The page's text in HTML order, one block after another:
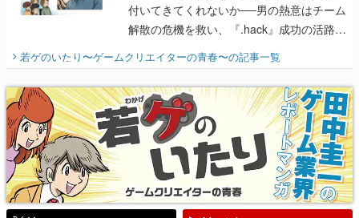
付いてきてくれないか──男の熱意はチーム
解散の危機を救い、『.hack』成功の活路を
『少年ジャンプ』色だった【若ゲのいた
り】
若ゲのいたり〜ゲームクリエイターの青春〜の記事一覧